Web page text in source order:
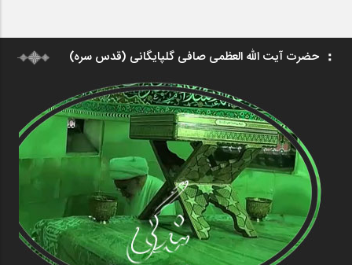
حضرت آیت الله العظمی صافی گلپایگانی (قدس سره)